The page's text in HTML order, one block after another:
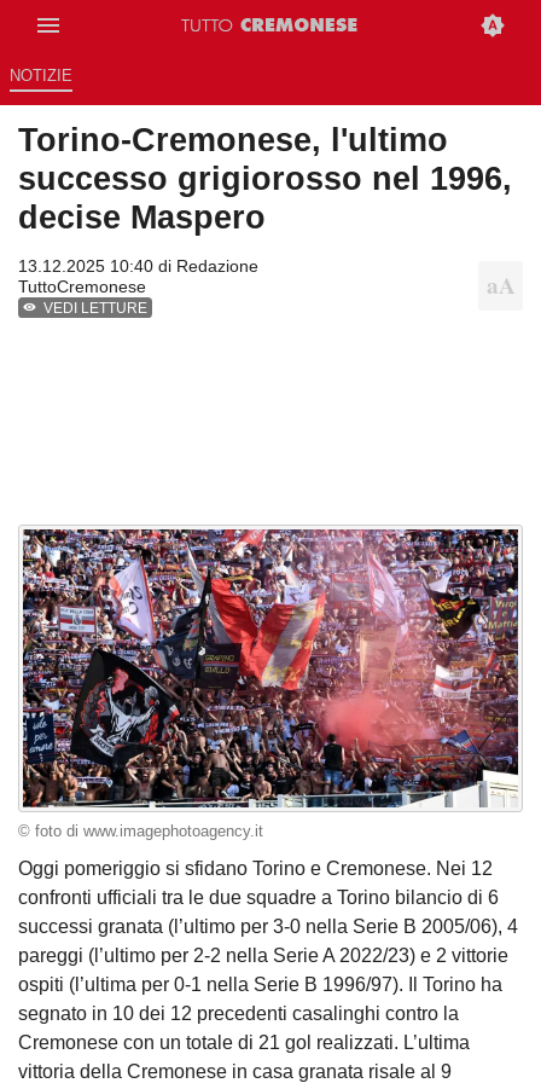
NOTIZIE
Torino-Cremonese, l'ultimo
successo grigiorosso nel 1996,
decise Maspero
13.12.2025 10:40 di Redazione
TuttoCremonese
VEDI LETTURE
© foto di www.imagephotoagency.it
Oggi pomeriggio si sfidano Torino e Cremonese. Nei 12
confronti ufficiali tra le due squadre a Torino bilancio di 6
successi granata (l’ultimo per 3-0 nella Serie B 2005/06), 4
pareggi (l’ultimo per 2-2 nella Serie A 2022/23) e 2 vittorie
ospiti (l’ultima per 0-1 nella Serie B 1996/97). Il Torino ha
segnato in 10 dei 12 precedenti casalinghi contro la
Cremonese con un totale di 21 gol realizzati. L’ultima
vittoria della Cremonese in casa granata risale al 9